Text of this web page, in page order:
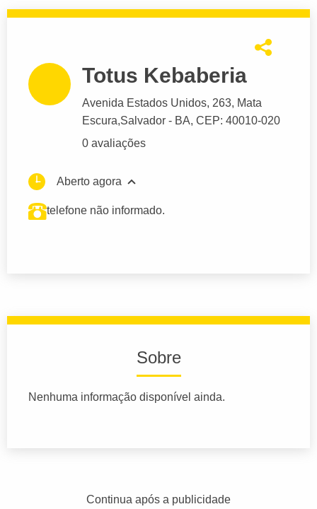
Totus Kebaberia
Avenida Estados Unidos, 263, Mata
Escura,Salvador - BA, CEP: 40010-020
0 avaliações
Aberto agora
telefone não informado.
Sobre
Nenhuma informação disponível ainda.
Continua após a publicidade